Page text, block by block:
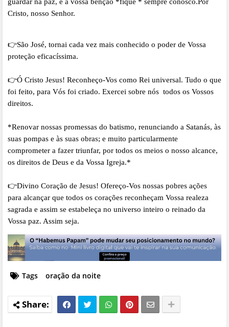
Cristo, nosso Senhor.
👉São José, tornai cada vez mais conhecido o poder de Vossa
proteção eficacíssima.
👉Ó Cristo Jesus! Reconheço-Vos como Rei universal. Tudo o que
foi feito, para Vós foi criado. Exercei sobre nós todos os Vossos
direitos.
*Renovar nossas promessas do batismo, renunciando a Satanás, às
suas pompas e às suas obras; e muito particularmente
comprometer a fazer triunfar, por todos os meios o nosso alcance,
os direitos de Deus e da Vossa Igreja.*
👉Divino Coração de Jesus! Ofereço-Vos nossas pobres ações
para alcançar que todos os corações reconheçam Vossa realeza
sagrada e assim se estabeleça no universo inteiro o reinado da
Vossa paz. Assim seja.
Tags oração da noite